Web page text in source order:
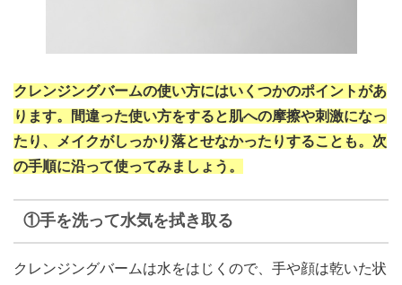
クレンジングバームの使い方にはいくつかのポイントがあ
ります。間違った使い方をすると肌への摩擦や刺激になっ
たり、メイクがしっかり落とせなかったりすることも。次
の手順に沿って使ってみましょう。
①手を洗って水気を拭き取る
クレンジングバームは水をはじくので、手や顔は乾いた状